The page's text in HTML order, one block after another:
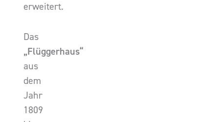
erweitert.
Das
„Flüggerhaus“
aus
dem
Jahr
1809